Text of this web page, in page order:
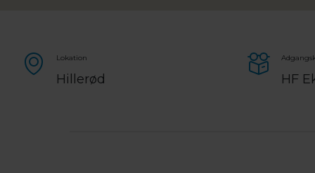
Lokation
Hillerød HF